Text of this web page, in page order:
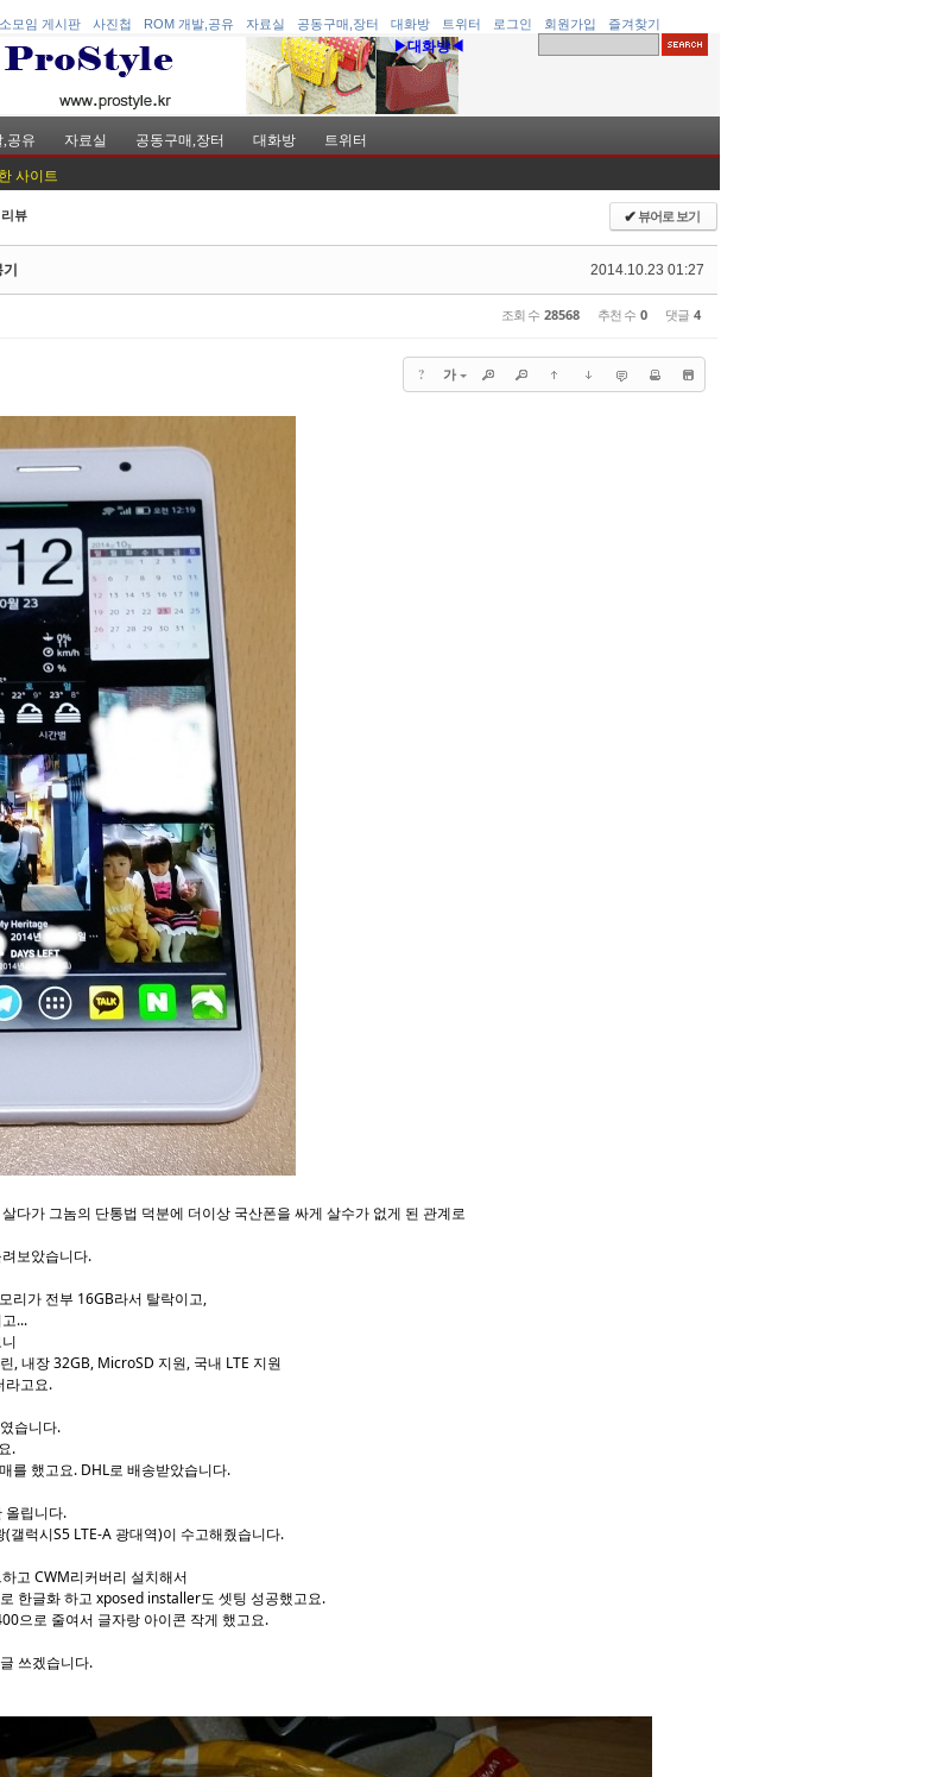
소모임 게시판 사진첩 ROM 개발,공유 자료실 공동구매,장터 대화방 트위터 로그인 회원가입 즐겨찾기
▶대화방◀
공유 자료실 공동구매,장터 대화방 트위터
사이트
뷰 ✔뷰어로 보기
2014.10.23 01:27
조회 수 28568 추천 수 0 댓글 4
? 가
다가 그놈의 단통법 덕분에 더이상 국산폰을 싸게 살수가 없게 된 관계로
보았습니다.
리가 전부 16GB라서 탈락이고,
...
, 내장 32GB, MicroSD 지원, 국내 LTE 지원
라고요.
습니다.
.
를 했고요. DHL로 배송받았습니다.
올립니다.
갤럭시S5 LTE-A 광대역)이 수고해줬습니다.
고 CWM리커버리 설치해서
한글화 하고 xposed installer도 셋팅 성공했고요.
으로 줄여서 글자랑 아이콘 작게 했고요.
쓰겠습니다.